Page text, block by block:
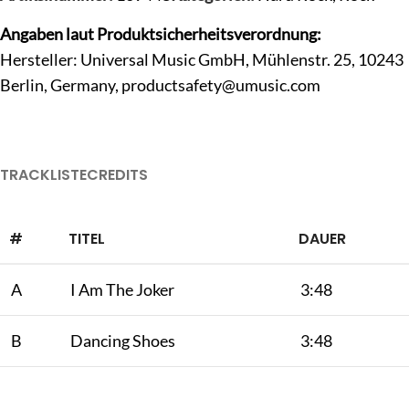
Angaben laut Produktsicherheitsverordnung:
Hersteller: Universal Music GmbH, Mühlenstr. 25, 10243
Berlin, Germany, productsafety@umusic.com
TRACKLISTECREDITS
# TITEL DAUER
A I Am The Joker 3:48
B Dancing Shoes 3:48